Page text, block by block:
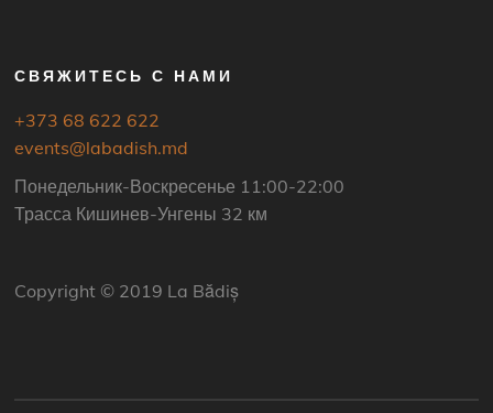
СВЯЖИТЕСЬ С НАМИ
+373 68 622 622
events@labadish.md
Понедельник-Воскресенье 11:00-22:00
Трасса Кишинев-Унгены 32 км
Copyright © 2019 La Bădiș